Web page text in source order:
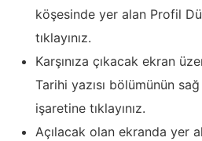
köşesinde yer alan Profil
tıklayınız.
Karşınıza çıkacak ekran
Tarihi yazısı bölümünün
işaretine tıklayınız.
Açılacak olan ekranda yer